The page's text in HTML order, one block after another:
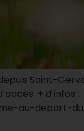
Saint-
+ d’infos :
au-depart-